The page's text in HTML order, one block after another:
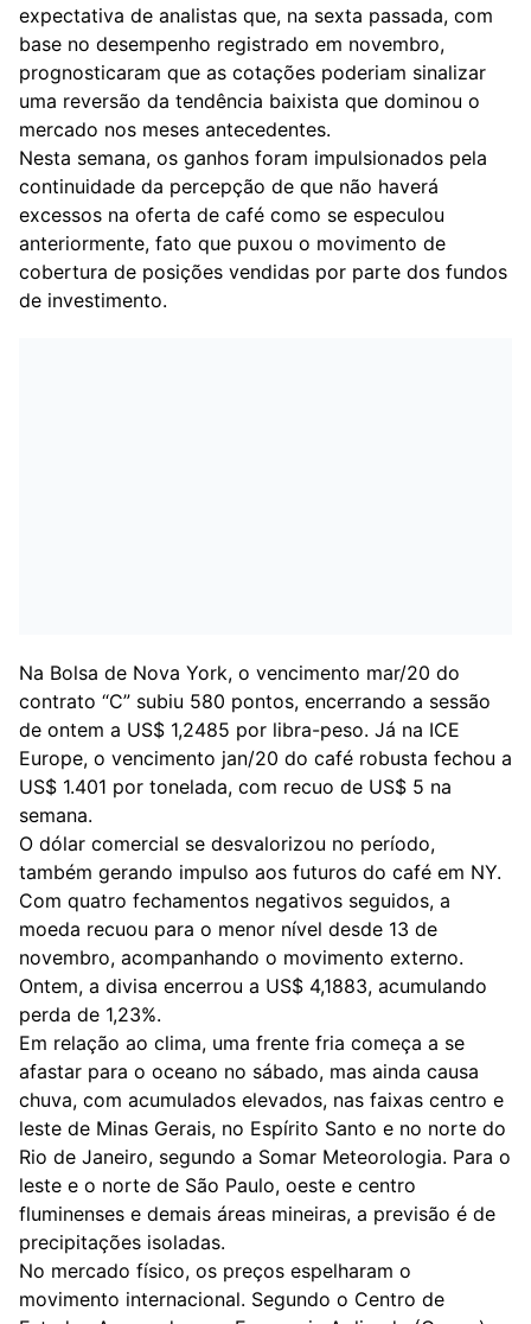
expectativa de analistas que, na sexta passada, com
base no desempenho registrado em novembro,
prognosticaram que as cotações poderiam sinalizar
uma reversão da tendência baixista que dominou o
mercado nos meses antecedentes.
Nesta semana, os ganhos foram impulsionados pela
continuidade da percepção de que não haverá
excessos na oferta de café como se especulou
anteriormente, fato que puxou o movimento de
cobertura de posições vendidas por parte dos fundos
de investimento.
Na Bolsa de Nova York, o vencimento mar/20 do
contrato “C” subiu 580 pontos, encerrando a sessão
de ontem a US$ 1,2485 por libra-peso. Já na ICE
Europe, o vencimento jan/20 do café robusta fechou a
US$ 1.401 por tonelada, com recuo de US$ 5 na
semana.
O dólar comercial se desvalorizou no período,
também gerando impulso aos futuros do café em NY.
Com quatro fechamentos negativos seguidos, a
moeda recuou para o menor nível desde 13 de
novembro, acompanhando o movimento externo.
Ontem, a divisa encerrou a US$ 4,1883, acumulando
perda de 1,23%.
Em relação ao clima, uma frente fria começa a se
afastar para o oceano no sábado, mas ainda causa
chuva, com acumulados elevados, nas faixas centro e
leste de Minas Gerais, no Espírito Santo e no norte do
Rio de Janeiro, segundo a Somar Meteorologia. Para o
leste e o norte de São Paulo, oeste e centro
fluminenses e demais áreas mineiras, a previsão é de
precipitações isoladas.
No mercado físico, os preços espelharam o
movimento internacional. Segundo o Centro de